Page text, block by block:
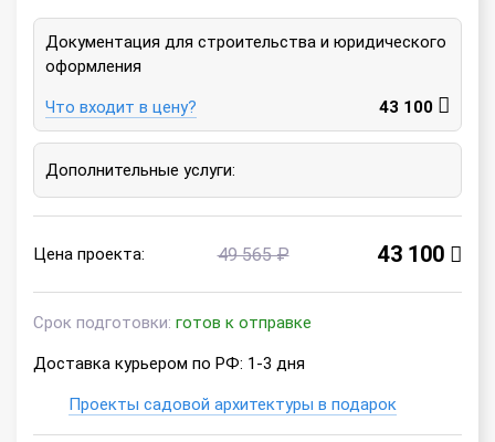
Документация для строительства и юридического
оформления
Что входит в цену? 43 100
Дополнительные услуги:
Цена проекта: 49 565 ₽ 43 100
Срок подготовки: готов к отправке
Доставка курьером по РФ: 1-3 дня
Проекты садовой архитектуры в подарок